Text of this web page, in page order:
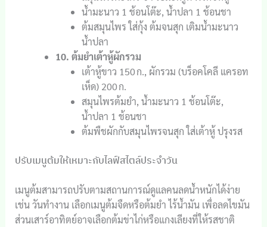
น้ำมะนาว 1 ช้อนโต๊ะ, น้ำปลา 1 ช้อนชา
ต้มสมุนไพร ใส่กุ้ง ต้มจนสุก เติมน้ำมะนาว
น้ำปลา
10. ต้มยำเต้าหู้ผักรวม
เต้าหู้ขาว 150 ก., ผักรวม (บร็อคโคลี แครอท
เห็ด) 200 ก.
สมุนไพรต้มยำ, น้ำมะนาว 1 ช้อนโต๊ะ,
น้ำปลา 1 ช้อนชา
ต้มพืชผักกับสมุนไพรจนสุก ใส่เต้าหู้ ปรุงรส
ปรับเมนูต้มให้เหมาะกับไลฟ์สไตล์ประจำวัน
เมนูต้มสามารถปรับตามสถานการณ์ดูแลคนลดน้ำหนักได้ง่าย
เช่น วันทำงาน เลือกเมนูต้มจืดหรือต้มยำ ไร้น้ำมัน เพื่อลดไขมัน
ส่วนเสาร์อาทิตย์อาจเลือกต้มข่าไก่หรือแกงเลียงที่ให้รสชาติ